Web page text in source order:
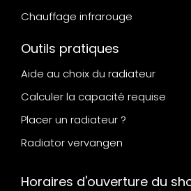
Chauffage infrarouge
Outils pratiques
Aide au choix du radiateur
Calculer la capacité requise
Placer un radiateur ?
Radiator vervangen
Horaires d'ouverture du